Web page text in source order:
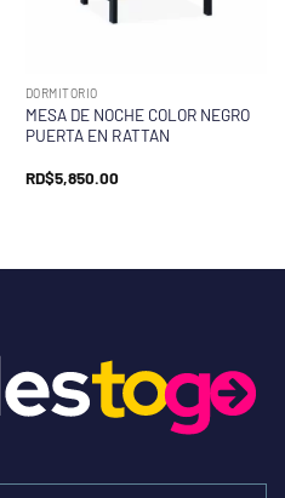
DORMITORIO
MESA DE NOCHE COLOR NEGRO
PUERTA EN RATTAN
RD$5,850.00